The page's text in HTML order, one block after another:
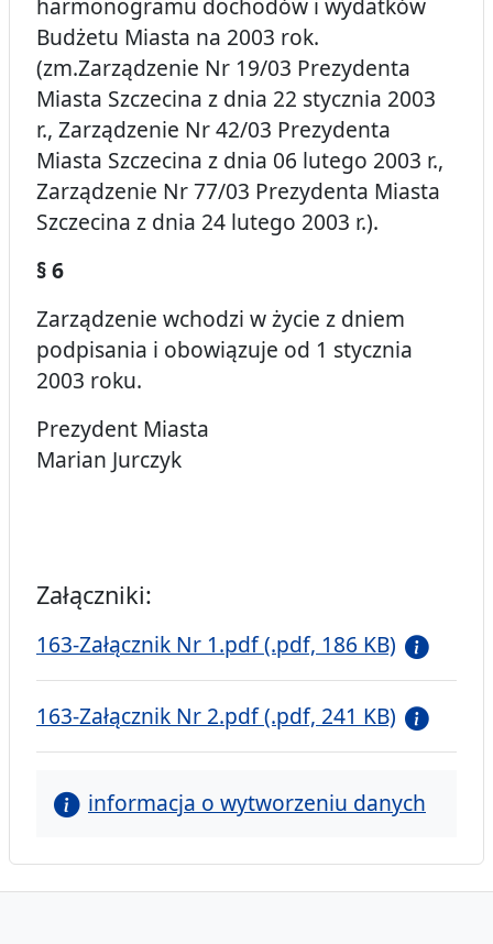
harmonogramu dochodów i wydatków
Budżetu Miasta na 2003 rok.
(zm.Zarządzenie Nr 19/03 Prezydenta
Miasta Szczecina z dnia 22 stycznia 2003
r., Zarządzenie Nr 42/03 Prezydenta
Miasta Szczecina z dnia 06 lutego 2003 r.,
Zarządzenie Nr 77/03 Prezydenta Miasta
Szczecina z dnia 24 lutego 2003 r.).
§ 6
Zarządzenie wchodzi w życie z dniem
podpisania i obowiązuje od 1 stycznia
2003 roku.
Prezydent Miasta
Marian Jurczyk
Załączniki:
163-Załącznik Nr 1.pdf (.pdf, 186 KB)
163-Załącznik Nr 2.pdf (.pdf, 241 KB)
informacja o wytworzeniu danych